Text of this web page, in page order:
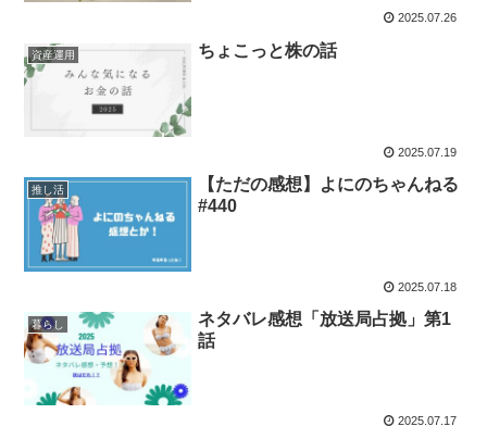
2025.07.26
資産運用 ちょこっと株の話
2025.07.19
推し活
【ただの感想】よにのちゃんねる
#440
2025.07.18
暮らし
ネタバレ感想「放送局占拠」第1
話
2025.07.17